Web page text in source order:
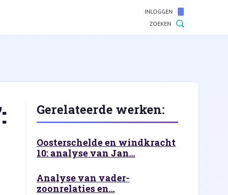
INLOGGEN
ZOEKEN
Gerelateerde werken:
Oosterschelde en windkracht
10: analyse van Jan...
Analyse van vader-
zoonrelaties en...